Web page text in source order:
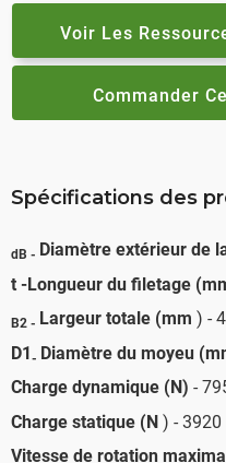
Voir Les
Commander
Spécifications des
dB - Diamètre extérieur de
t -Longueur du filetage
B2 - Largeur totale (mm ) -
D1- Diamètre du moyeu
Charge dynamique (N) -
Charge statique (N ) - 3920
Vitesse de rotation